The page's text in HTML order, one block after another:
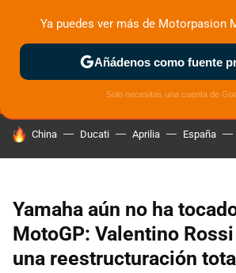
MENÚ
ZONA DE PRUEBAS DEPORTIVAS
HOY SE HABLA DE
China Ducati Aprilia España
Yamaha aún no ha
MotoGP: Valentino
una reestructuración total
Ya puedes ver más de Motorpasion
Añádenos como fuente
Solo necesitas una cuenta de